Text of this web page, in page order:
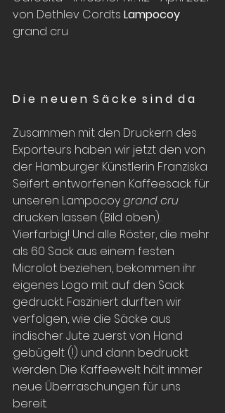
von Dethlev Cordts Lampocoy
grand cru
D i e  n e u e n  S ä c k e  s i n d  d a
Zusammen mit den Druckern des
Exporteurs haben wir jetzt den von
der Hamburger Künstlerin Franziska
Seifert entworfenen Kaffeesack für
unseren Lampocoy grand cru
drucken lassen (Bild oben).
Vierfarbig! Und alle Röster, die mehr
als 60 Sack aus einem festen
Microlot beziehen, bekommen ihr
eigenes Logo mit auf den Sack
gedruckt. Fasziniert durften wir
verfolgen, wie die Säcke aus
indischer Jute zuerst von Hand
gebügelt (!) und dann bedruckt
werden. Die Kaffeewelt hält immer
neue Überraschungen für uns
bereit.